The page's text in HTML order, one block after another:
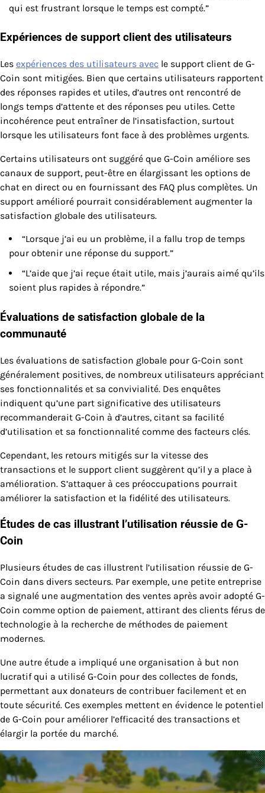
qui est frustrant lorsque le temps est compté.”
Expériences de support client des utilisateurs
Les expériences des utilisateurs avec le support client de G-
Coin sont mitigées. Bien que certains utilisateurs rapportent
des réponses rapides et utiles, d’autres ont rencontré de
longs temps d’attente et des réponses peu utiles. Cette
incohérence peut entraîner de l’insatisfaction, surtout
lorsque les utilisateurs font face à des problèmes urgents.
Certains utilisateurs ont suggéré que G-Coin améliore ses
canaux de support, peut-être en élargissant les options de
chat en direct ou en fournissant des FAQ plus complètes. Un
support amélioré pourrait considérablement augmenter la
satisfaction globale des utilisateurs.
“Lorsque j’ai eu un problème, il a fallu trop de temps
pour obtenir une réponse du support.”
“L’aide que j’ai reçue était utile, mais j’aurais aimé qu’ils
soient plus rapides à répondre.”
Évaluations de satisfaction globale de la
communauté
Les évaluations de satisfaction globale pour G-Coin sont
généralement positives, de nombreux utilisateurs appréciant
ses fonctionnalités et sa convivialité. Des enquêtes
indiquent qu’une part significative des utilisateurs
recommanderait G-Coin à d’autres, citant sa facilité
d’utilisation et sa fonctionnalité comme des facteurs clés.
Cependant, les retours mitigés sur la vitesse des
transactions et le support client suggèrent qu’il y a place à
amélioration. S’attaquer à ces préoccupations pourrait
améliorer la satisfaction et la fidélité des utilisateurs.
Études de cas illustrant l’utilisation réussie de G-
Coin
Plusieurs études de cas illustrent l’utilisation réussie de G-
Coin dans divers secteurs. Par exemple, une petite entreprise
a signalé une augmentation des ventes après avoir adopté G-
Coin comme option de paiement, attirant des clients férus de
technologie à la recherche de méthodes de paiement
modernes.
Une autre étude a impliqué une organisation à but non
lucratif qui a utilisé G-Coin pour des collectes de fonds,
permettant aux donateurs de contribuer facilement et en
toute sécurité. Ces exemples mettent en évidence le potentiel
de G-Coin pour améliorer l’efficacité des transactions et
élargir la portée du marché.